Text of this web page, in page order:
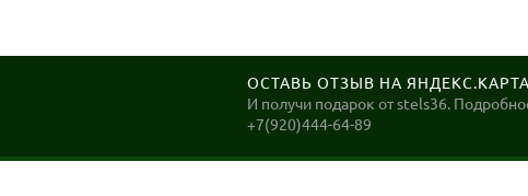
ОСТАВЬ ОТЗЫВ НА
И получи подарок от stels36.
+7(920)444-64-89